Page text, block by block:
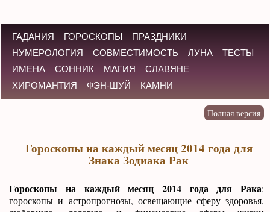
ГАДАНИЯ ГОРОСКОПЫ
ПРАЗДНИКИ
НУМЕРОЛОГИЯ
СОВМЕСТИМОСТЬ ЛУНА
ТЕСТЫ
ИМЕНА
СОННИК МАГИЯ
СЛАВЯНЕ
ХИРОМАНТИЯ
ФЭН-ШУЙ КАМНИ
Гороскопы на каждый месяц 2014 года для
Знака Зодиака Рак
Гороскопы на каждый месяц 2014 года для Рака:
гороскопы и астропрогнозы, освещающие сферу здоровья,